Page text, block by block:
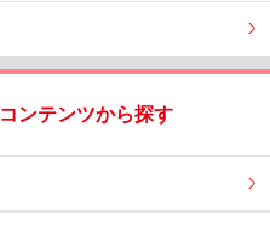
ンテンツから探す